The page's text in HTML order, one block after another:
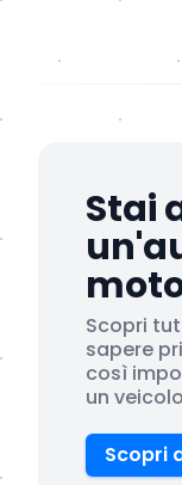
Stai
Scopri
sapere
così
un
Scopri